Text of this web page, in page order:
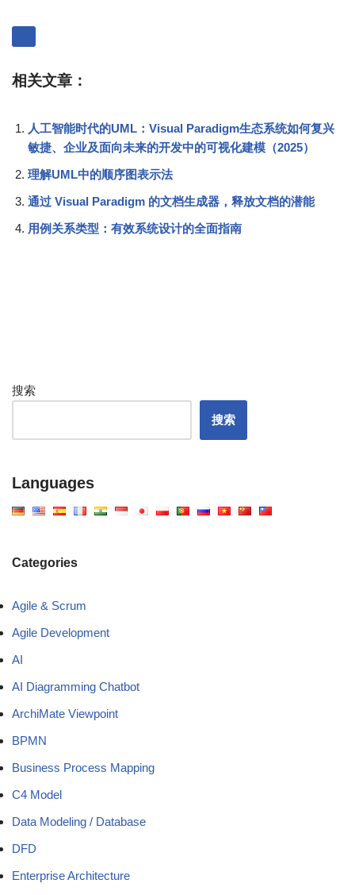
相关文章：
人工智能时代的UML：Visual Paradigm生态系统如何复兴
敏捷、企业及面向未来的开发中的可视化建模（2025）
理解UML中的顺序图表示法
通过 Visual Paradigm 的文档生成器，释放文档的潜能
用例关系类型：有效系统设计的全面指南
搜索
搜索
Languages
Categories
Agile & Scrum
Agile Development
AI
AI Diagramming Chatbot
ArchiMate Viewpoint
BPMN
Business Process Mapping
C4 Model
Data Modeling / Database
DFD
Enterprise Architecture